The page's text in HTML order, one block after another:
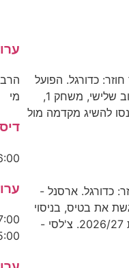
06:00 - 07:50 שידור חוזר: כדורגל. הפועל
ת''א - קטוביץ, מוקדמות הקונפרנס ליג, סיבוב שלישי, משחק 1,
ינסו להשיג מקדמה מול
- 06:20 שידור חוזר: כדורגל. ארסנל -
את בטיס, בניסוי
כלים ממחנה האימונים בספרד לקראת עונת 2026/27. צ'לסי -
ערוץ
מי
06:00 - ציידי האוצרות 13 -
ערוץ
15:00 -